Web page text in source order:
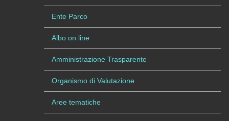
Ente Parco
Albo on line
Amministrazione Trasparente
Organismo di Valutazione
Aree tematiche